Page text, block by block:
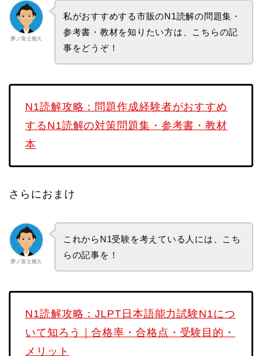
夢ノ富士雅久
私がおすすめする市販のN1読解の問題集・
参考書・教材を知りたい方は、こちらの記
事をどうぞ！
N1読解攻略：問題作成経験者がおすすめ
するN1読解の対策問題集・参考書・教材
本
さらにおまけ
夢ノ富士雅久
これからN1受験を考えている人には、こち
らの記事を！
N1読解攻略：JLPT日本語能力試験N1につ
いて知ろう｜合格率・合格点・受験目的・
メリット